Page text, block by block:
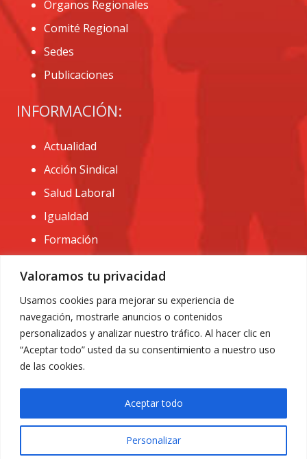
Valoramos tu privacidad
Usamos cookies para mejorar su experiencia de
navegación, mostrarle anuncios o contenidos
personalizados y analizar nuestro tráfico. Al hacer clic en
“Aceptar todo” usted da su consentimiento a nuestro uso
de las cookies.
Personalizar
Aceptar todo
Órganos Regionales
Comité Regional
Sedes
Publicaciones
INFORMACIÓN:
Actualidad
Acción Sindical
Salud Laboral
Igualdad
Formación
CONTACTO:
administracion@usomurcia.org
968 25 01 20
C/ Huerto de las bombas nº6. 30009 Murcia
Privacidad|